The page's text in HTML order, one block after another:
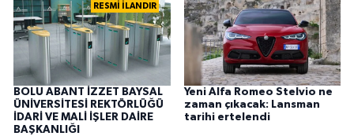
RESMİ İLANDIR
BOLU ABANT İZZET BAYSAL
ÜNİVERSİTESİ REKTÖRLÜĞÜ
İDARİ VE MALİ İŞLER DAİRE
BAŞKANLIĞI
Yeni Alfa Romeo Stelvio ne
zaman çıkacak: Lansman
tarihi ertelendi